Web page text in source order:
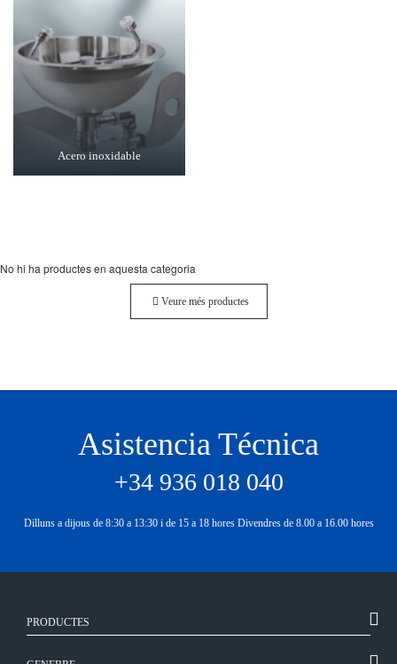
Acero inoxidable
No hi ha productes en aquesta categoria
Veure més productes
Asistencia Técnica
+34 936 018 040
Dilluns a dijous de 8:30 a 13:30 i de 15 a 18 hores Divendres de 8.00 a 16.00 hores
PRODUCTES